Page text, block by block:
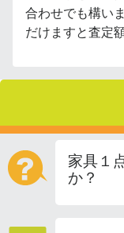
合わせでも構い
だけますと査定
家具１
か？